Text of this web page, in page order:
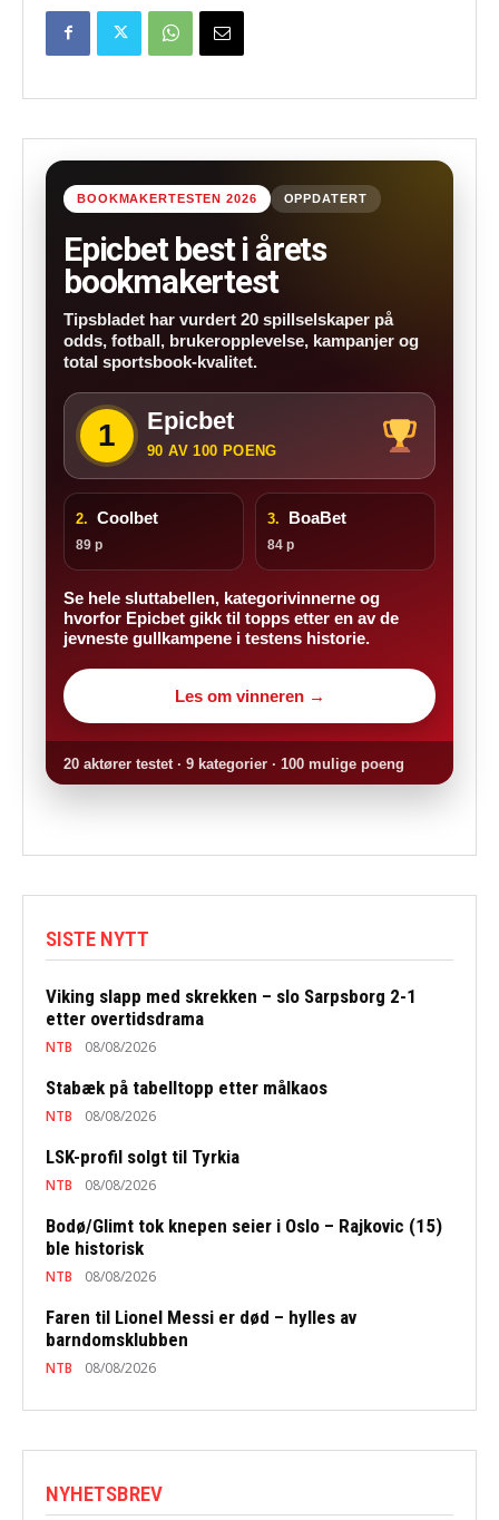
BOOKMAKERTESTEN 2026 OPPDATERT
Epicbet best i årets
bookmakertest
Tipsbladet har vurdert 20 spillselskaper på
odds, fotball, brukeropplevelse, kampanjer og
total sportsbook-kvalitet.
1 Epicbet
90 AV 100 POENG
2. Coolbet
89 p
3. BoaBet
84 p
Se hele sluttabellen, kategorivinnerne og
hvorfor Epicbet gikk til topps etter en av de
jevneste gullkampene i testens historie.
Les om vinneren →
20 aktører testet · 9 kategorier · 100 mulige poeng
SISTE NYTT
Viking slapp med skrekken – slo Sarpsborg 2-1
etter overtidsdrama
NTB 08/08/2026
Stabæk på tabelltopp etter målkaos
NTB 08/08/2026
LSK-profil solgt til Tyrkia
NTB 08/08/2026
Bodø/Glimt tok knepen seier i Oslo – Rajkovic (15)
ble historisk
NTB 08/08/2026
Faren til Lionel Messi er død – hylles av
barndomsklubben
NTB 08/08/2026
NYHETSBREV